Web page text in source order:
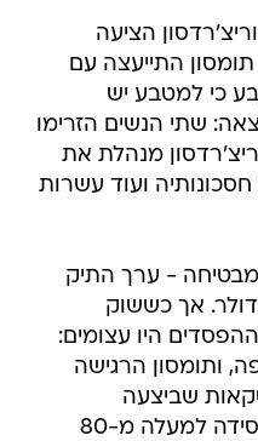
הציעה
התייעצה עם
כי למטבע יש
שתי הנשים הזרימו
מנהלת את
ועוד עשרות
- ערך התיק
כ-140 מיליון דולר. אך כששוק
התרסק ב-2022, ההפסדים היו עצומים:
ותומסון הרגישה
שביצעה
ריצ'רדסון ללא אישורה, והפסידה למעלה מ-80